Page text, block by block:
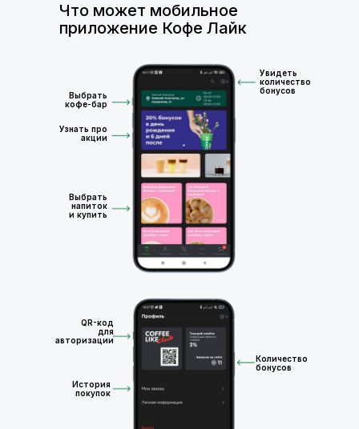
Что может мобильное
приложение Кофе Лайк
QR-код
для
авторизации
Количество
бонусов
История
покупок
Выбрать
кофе-бар
Узнать про
акции
Увидеть
количество
бонусов
Выбрать
напиток
и купить